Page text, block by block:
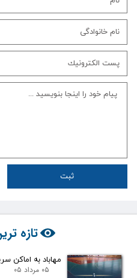
تازه
مهاباد به اماکن
۰۵ مرداد ۰۵
ثبت